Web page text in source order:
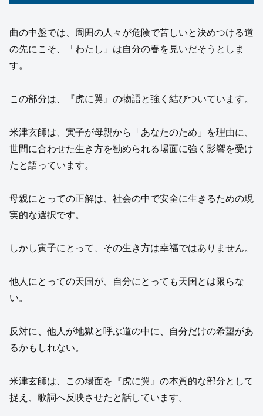
曲の中盤では、周囲の人々が危険で苦しいと決めつける道
の先にこそ、「わたし」は自分の春を見いだそうとしま
す。
この部分は、『虎に翼』の物語と強く結びついています。
米津玄師は、寅子が母親から「あなたのため」を理由に、
世間に合わせた生き方を勧められる場面に強く影響を受け
たと語っています。
母親にとっての正解は、社会の中で安全に生きるための現
実的な選択です。
しかし寅子にとって、その生き方は幸福ではありません。
他人にとっての天国が、自分にとっても天国とは限らな
い。
反対に、他人が地獄と呼ぶ道の中に、自分だけの希望があ
るかもしれない。
米津玄師は、この場面を『虎に翼』の本質的な部分として
捉え、歌詞へ反映させたと話しています。